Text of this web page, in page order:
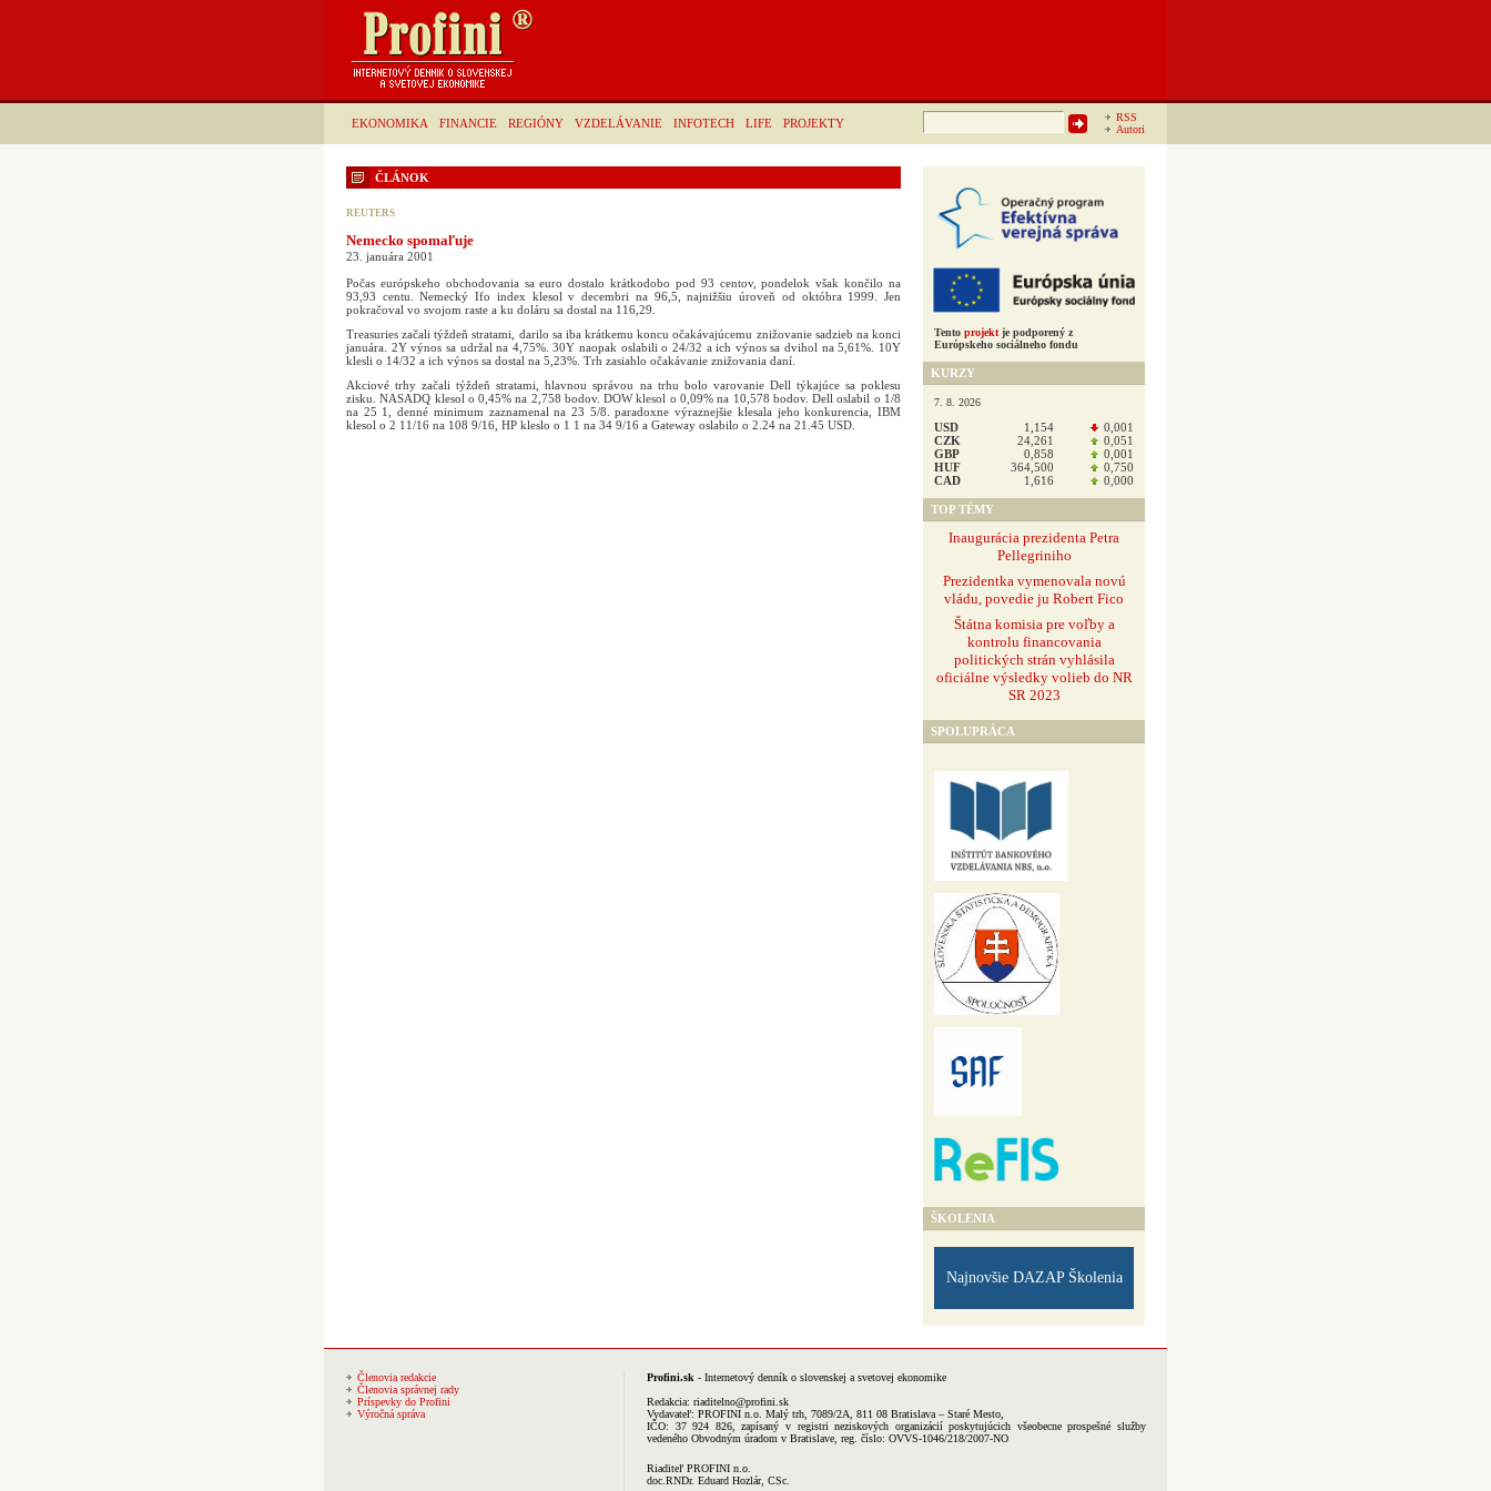
EKONOMIKA FINANCIE REGIÓNY VZDELÁVANIE INFOTECH LIFE PROJEKTY
RSS
Autori
Hľadať:
ČLÁNOK
REUTERS
Nemecko spomaľuje
23. januára 2001
Počas európskeho obchodovania sa euro dostalo krátkodobo pod 93 centov, pondelok však končilo na
93,93 centu. Nemecký Ifo index klesol v decembri na 96,5, najnižšiu úroveň od októbra 1999. Jen
pokračoval vo svojom raste a ku doláru sa dostal na 116,29.
Treasuries začali týždeň stratami, darilo sa iba krátkemu koncu očakávajúcemu znižovanie sadzieb na konci
januára. 2Y výnos sa udržal na 4,75%. 30Y naopak oslabili o 24/32 a ich výnos sa dvihol na 5,61%. 10Y
klesli o 14/32 a ich výnos sa dostal na 5,23%. Trh zasiahlo očakávanie znižovania daní.
Akciové trhy začali týždeň stratami, hlavnou správou na trhu bolo varovanie Dell týkajúce sa poklesu
zisku. NASADQ klesol o 0,45% na 2,758 bodov. DOW klesol o 0,09% na 10,578 bodov. Dell oslabil o 1/8
na 25 1, denné minimum zaznamenal na 23 5/8. paradoxne výraznejšie klesala jeho konkurencia, IBM
klesol o 2 11/16 na 108 9/16, HP kleslo o 1 1 na 34 9/16 a Gateway oslabilo o 2.24 na 21.45 USD.
Tento projekt je podporený z
Európskeho sociálneho fondu
KURZY
7. 8. 2026
USD 1,154
0,001
CZK
24,261
0,051
GBP
0,858
0,001
HUF
364,500
0,750
CAD
1,616 0,000
TOP TÉMY
Inaugurácia prezidenta Petra
Pellegriniho
Prezidentka vymenovala novú
vládu, povedie ju Robert Fico
Štátna komisia pre voľby a
kontrolu financovania
politických strán vyhlásila
oficiálne výsledky volieb do NR
SR 2023
SPOLUPRÁCA
ŠKOLENIA
Najnovšie DAZAP Školenia
Členovia redakcie
Členovia správnej rady
Príspevky do Profini
Výročná správa
Profini.sk - Internetový denník o slovenskej a svetovej ekonomike
Redakcia: riaditelno@profini.sk
Vydavateľ: PROFINI n.o. Malý trh, 7089/2A, 811 08 Bratislava – Staré Mesto,
IČO: 37 924 826, zapísaný v registri neziskových organizácií poskytujúcich všeobecne prospešné služby
vedeného Obvodným úradom v Bratislave, reg. číslo: OVVS-1046/218/2007-NO
Riaditeľ PROFINI n.o.
doc.RNDr. Eduard Hozlár, CSc.